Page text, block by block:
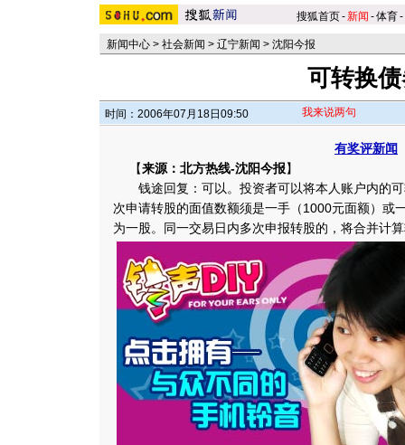
搜狐首页-新闻 -体育-
新闻中心 > 社会新闻 > 辽宁新闻 > 沈阳今报
可转换
时间：2006年07月18日09:50 我来说两句
有奖评新闻
【来源：北方热线-沈阳今报】
钱途回复：可以。投资者可以将本人账户内的可
次申请转股的面值数额须是一手（1000元面额）或
为一股。同一交易日内多次申报转股的，将合并计